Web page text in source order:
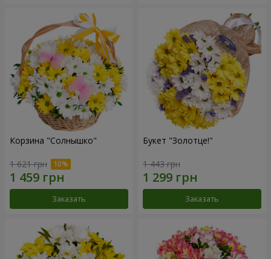
Корзина "Солнышко"
1 621 грн
Заказать
Букет "Золотце!"
1 443 грн
Заказать